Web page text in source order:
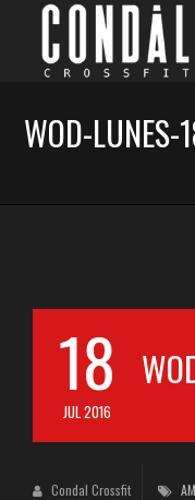
WOD-LUNES-
18
JUL 2016
Condal Crossfit